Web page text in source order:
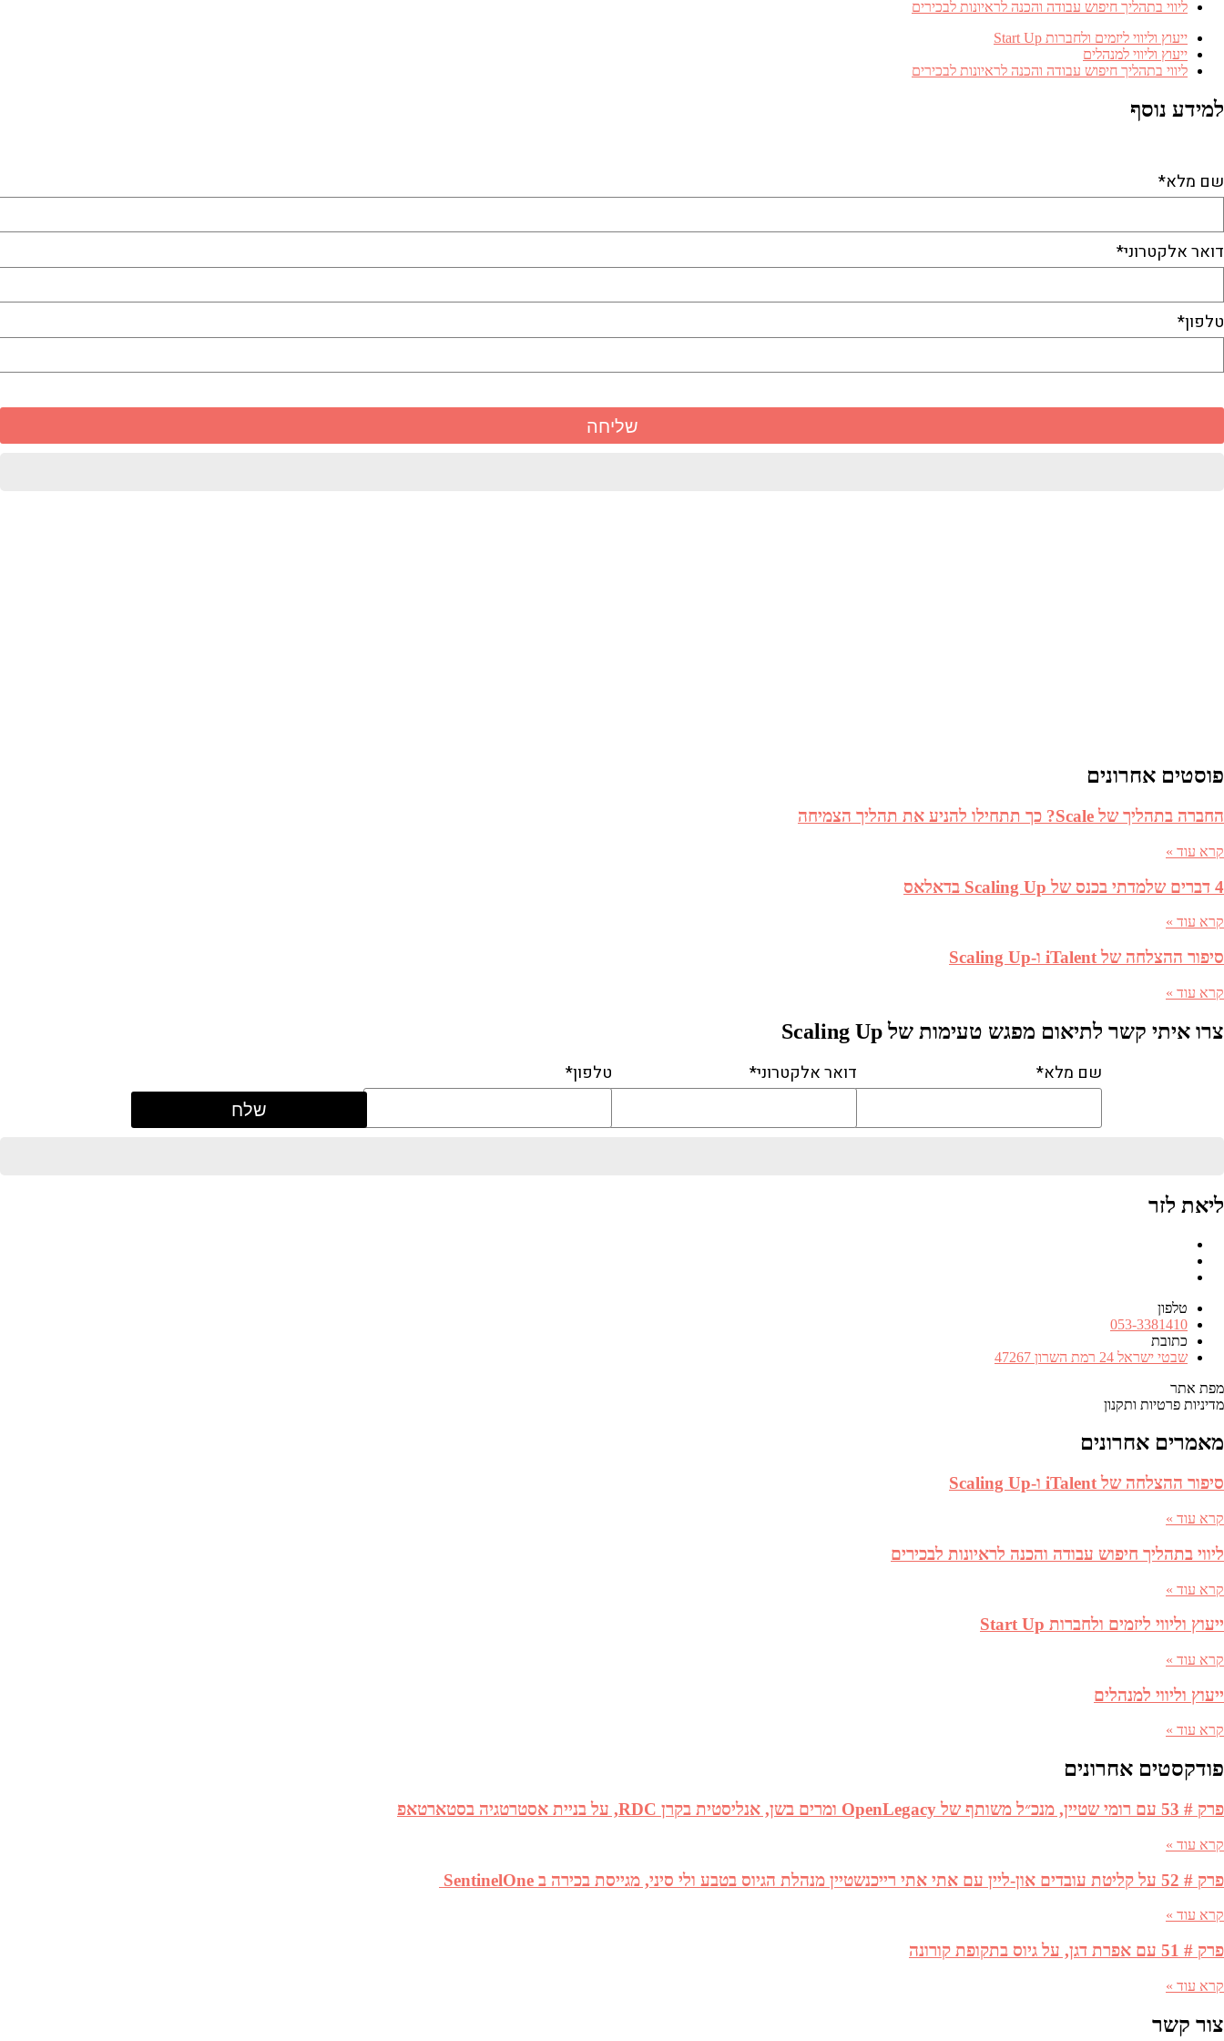
ליווי בתהליך חיפוש עבודה והכנה לראיונות לבכירים
ייעוץ וליווי ליזמים ולחברות Start Up
ייעוץ וליווי למנהלים
ליווי בתהליך חיפוש עבודה והכנה לראיונות לבכירים
למידע נוסף
שם מלא*
דואר אלקטרוני*
טלפון*
פוסטים אחרונים
החברה בתהליך של Scale? כך תתחילו להניע את תהליך הצמיחה
קרא עוד »
4 דברים שלמדתי בכנס של Scaling Up בדאלאס
קרא עוד »
סיפור ההצלחה של iTalent ו-Scaling Up
קרא עוד »
צרו איתי קשר לתיאום מפגש טעימות של Scaling Up
שם מלא* דואר אלקטרוני* טלפון*
ליאת לזר
טלפון
מספר
טלפון
053-3381410
כתובת
כתובת
שבטי ישראל 24 רמת השרון 47267
מפת אתר
מדיניות פרטיות ותקנון
מאמרים אחרונים
סיפור ההצלחה של iTalent ו-Scaling Up
קרא עוד »
ליווי בתהליך חיפוש עבודה והכנה לראיונות לבכירים
קרא עוד »
ייעוץ וליווי ליזמים ולחברות Start Up
קרא עוד »
ייעוץ וליווי למנהלים
קרא עוד »
פודקסטים אחרונים
פרק # 53 עם רומי שטיין, מנכ״ל משותף של OpenLegacy ומרים בשן, אנליסטית בקרן RDC, על בניית אסטרטגיה בסטארטאפ
קרא עוד »
פרק # 52 על קליטת עובדים און-ליין עם אתי אתי רייכנשטיין מנהלת הגיוס בטבע ולי סיני, מגייסת בכירה ב SentinelOne
קרא עוד »
פרק # 51 עם אפרת דגן, על גיוס בתקופת קורונה
קרא עוד »
צור קשר